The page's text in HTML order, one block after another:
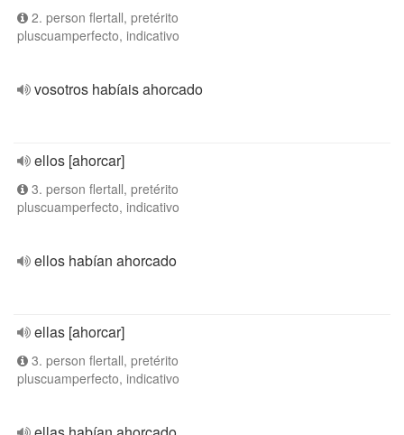
2. person flertall, pretérito
pluscuamperfecto, indicativo
vosotros habíais ahorcado
ellos [ahorcar]
3. person flertall, pretérito
pluscuamperfecto, indicativo
ellos habían ahorcado
ellas [ahorcar]
3. person flertall, pretérito
pluscuamperfecto, indicativo